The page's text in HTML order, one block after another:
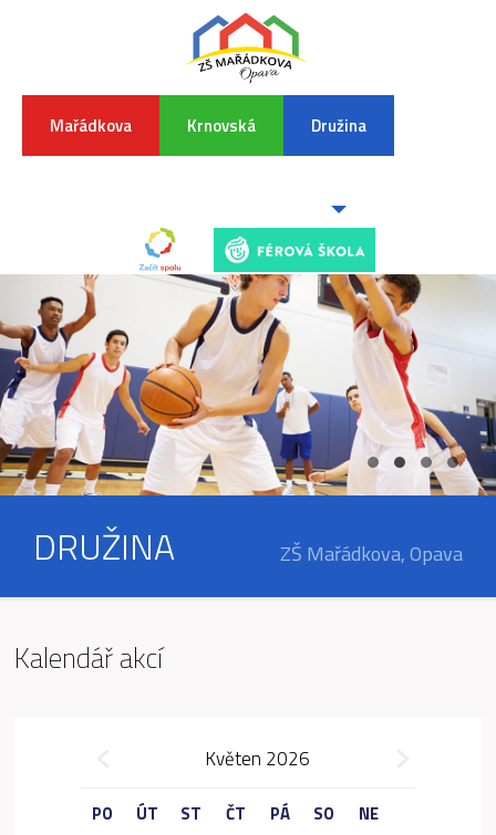
Mařádkova Krnovská Družina
DRUŽINA ZŠ Mařádkova, Opava
Kalendář akcí
Květen 2026
PO ÚT ST ČT PÁ SO
NE